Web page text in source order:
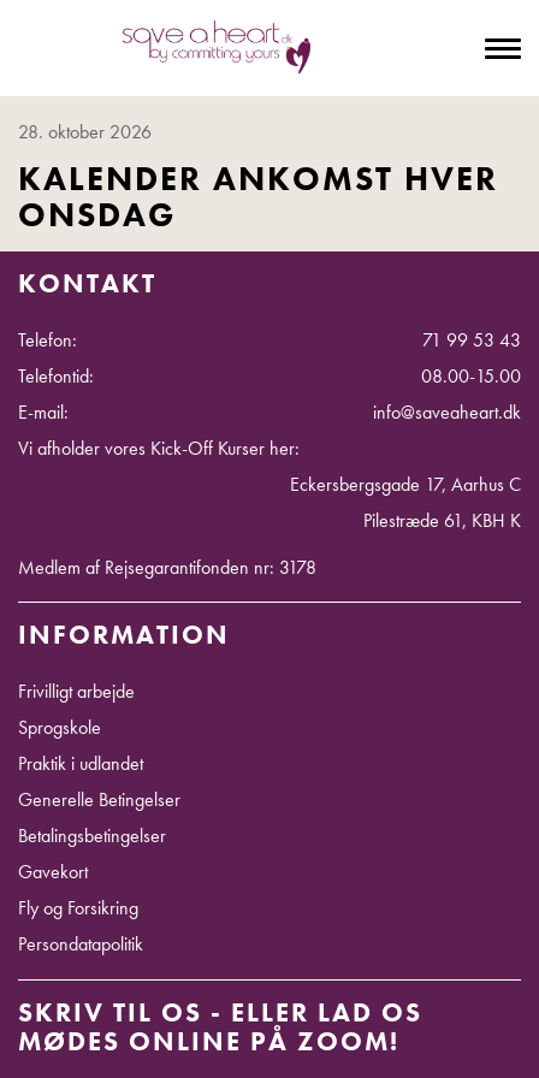
28. oktober 2026
KALENDER ANKOMST HVER
ONSDAG
KONTAKT
Telefon:
71 99 53 43
Telefontid:
08.00-15.00
E-mail:
info@saveaheart.dk
Vi afholder vores Kick-Off Kurser her:
Eckersbergsgade 17, Aarhus C
Pilestræde 61, KBH K
Medlem af Rejsegarantifonden nr: 3178
INFORMATION
Frivilligt arbejde
Sprogskole
Praktik i udlandet
Generelle Betingelser
Betalingsbetingelser
Gavekort
Fly og Forsikring
Persondatapolitik
SKRIV TIL OS - ELLER LAD OS
MØDES ONLINE PÅ ZOOM!